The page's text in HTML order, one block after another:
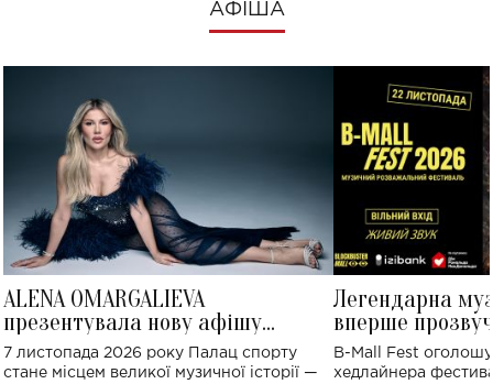
АФІША
ALENA OMARGALIEVA
презентувала нову афішу
великого концерту в Палаці
спорту
7 листопада 2026 року Палац спорту
стане місцем великої музичної історії —
Легендарна
вперше
Україні: де
B-Mall Fest
хедлайнера